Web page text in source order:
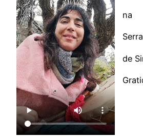
na
de